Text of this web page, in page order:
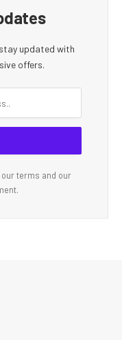
updated with
offers.
terms and our